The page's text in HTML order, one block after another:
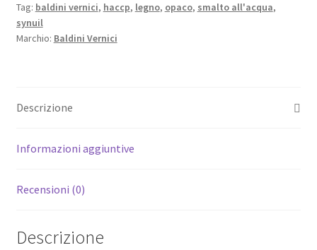
Tag: baldini vernici, haccp, legno, opaco, smalto all'acqua,
synuil
Marchio: Baldini Vernici
Descrizione
Informazioni aggiuntive
Recensioni (0)
Descrizione